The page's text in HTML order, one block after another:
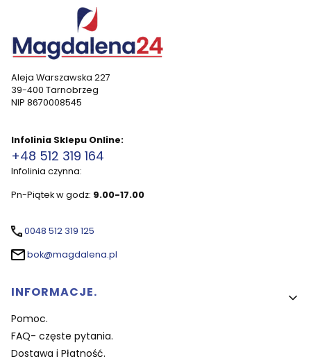
Aleja Warszawska 227
39-400 Tarnobrzeg
NIP 8670008545
Infolinia Sklepu Online:
+48 512 319 164
Infolinia czynna:
Pn-Piątek w godz: 9.00-17.00
0048 512 319 125
bok@magdalena.pl
Linki w stopce
INFORMACJE.
Pomoc.
FAQ- częste pytania.
Dostawa i Płatność.